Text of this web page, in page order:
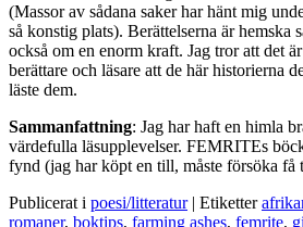
(Massor av sådana saker har hänt mig
så konstig plats). Berättelserna är hemska
också om en enorm kraft. Jag tror att det
berättare och läsare att de här historierna
läste dem.
Sammanfattning: Jag har haft en himla
värdefulla läsupplevelser. FEMRITEs
fynd (jag har köpt en till, måste försöka få
Publicerat i poesi/litteratur | Etiketter
romaner, boktips, farming ashes, femrite,